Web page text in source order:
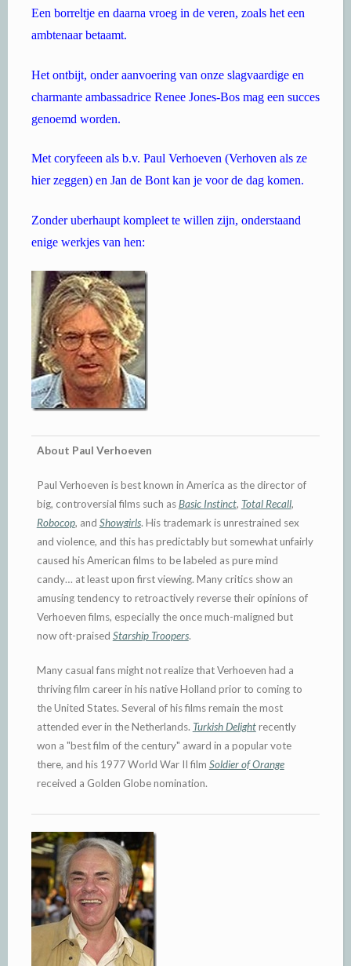
Een borreltje en daarna vroeg in de veren, zoals het een
ambtenaar betaamt.
Het ontbijt, onder aanvoering van onze slagvaardige en
charmante ambassadrice Renee Jones-Bos mag een succes
genoemd worden.
Met coryfeeen als b.v. Paul Verhoeven (Verhoven als ze
hier zeggen) en Jan de Bont kan je voor de dag komen.
Zonder uberhaupt kompleet te willen zijn, onderstaand
enige werkjes van hen:
About Paul Verhoeven
Paul Verhoeven is best known in America as the director of
big, controversial films such asBasic Instinct, Total Recall,
Robocop, and Showgirls. His trademark is unrestrained sex
and violence, and this has predictably but somewhat unfairly
caused his American films to be labeled as pure mind
candy… at least upon first viewing. Many critics show an
amusing tendency to retroactively reverse their opinions of
Verhoeven films, especially the once much-maligned but
now oft-praised Starship Troopers.
Many casual fans might not realize that Verhoeven had a
thriving film career in his native Holland prior to coming to
the United States. Several of his films remain the most
attended ever in the Netherlands. Turkish Delightrecently
won a "best film of the century" award in a popular vote
there, and his 1977 World War II film Soldier of Orange
received a Golden Globe nomination.